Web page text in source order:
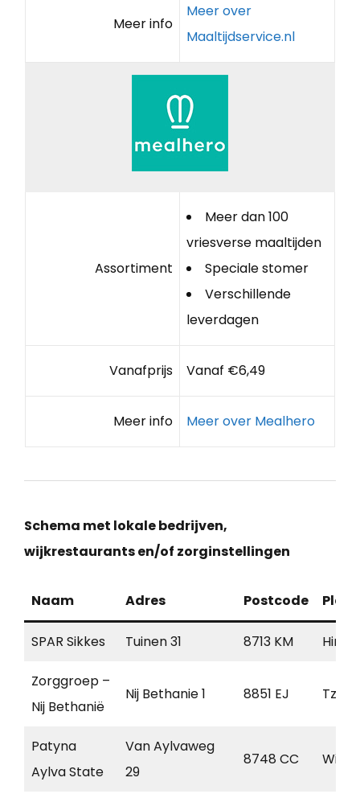
Meer info
Meer over
Maaltijdservice.nl
Assortiment
Meer dan 100
vriesverse maaltijden
Speciale stomer
Verschillende
leverdagen
Vanafprijs Vanaf €6,49
Meer info Meer over Mealhero
Schema met lokale bedrijven,
wijkrestaurants en/of zorginstellingen
Naam Adres Postcode
SPAR Sikkes Tuinen 31 8713 KM
Zorggroep –
Nij Bethanië
Nij Bethanie 1 8851 EJ
Patyna
Aylva State
Van Aylvaweg
29
8748 CC